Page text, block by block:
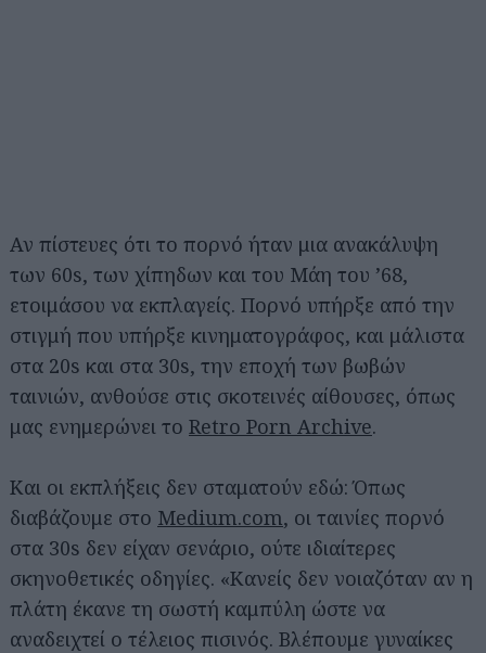
Αν πίστευες ότι το πορνό ήταν μια ανακάλυψη
των 60s, των χίπηδων και του Μάη του ’68,
ετοιμάσου να εκπλαγείς. Πορνό υπήρξε από την
στιγμή που υπήρξε κινηματογράφος, και μάλιστα
στα 20s και στα 30s, την εποχή των βωβών
ταινιών, ανθούσε στις σκοτεινές αίθουσες, όπως
μας ενημερώνει το Retro Porn Archive.
Και οι εκπλήξεις δεν σταματούν εδώ: Όπως
διαβάζουμε στο Medium.com, οι ταινίες πορνό
στα 30s δεν είχαν σενάριο, ούτε ιδιαίτερες
σκηνοθετικές οδηγίες. «Κανείς δεν νοιαζόταν αν η
πλάτη έκανε τη σωστή καμπύλη ώστε να
αναδειχτεί ο τέλειος πισινός. Βλέπουμε γυναίκες